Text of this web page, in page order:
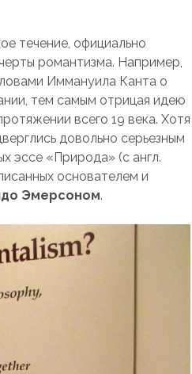
течение, официально
романтизма. Например,
Иммануила Канта о
тем самым отрицая идею
всего 19 века. Хотя
довольно серьезным
эссе «Природа» (с англ.
основателем и
Эмерсоном.